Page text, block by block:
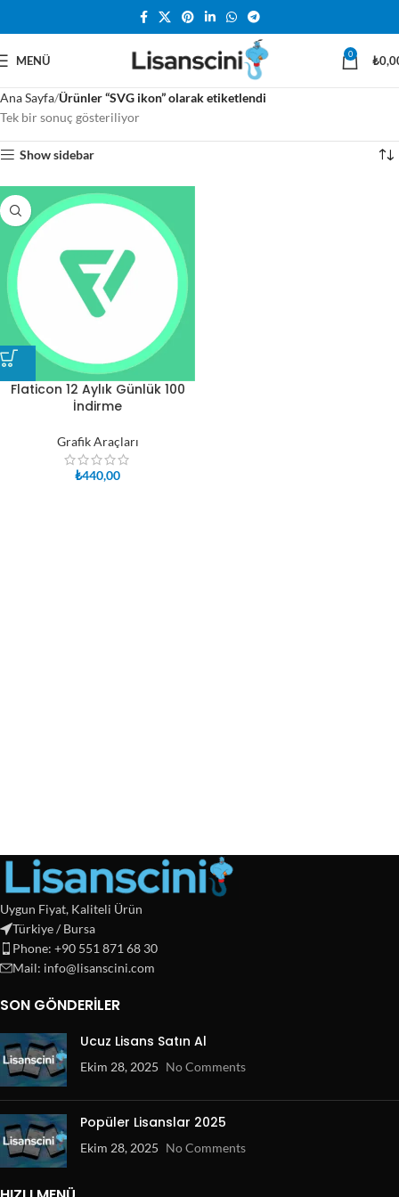
MENÜ 0 ₺
Ana Sayfa Ürünler “SVG ikon” olarak etiketlendi
Tek bir sonuç gösteriliyor
Show sidebar
Flaticon 12 Aylık Günlük 100
İndirme
Grafik Araçları
₺440,00
Uygun Fiyat, Kaliteli Ürün
Türkiye / Bursa
Phone: +90 551 871 68 30
Mail: info@lisanscini.com
SON GÖNDERILER
Ucuz Lisans Satın Al
Ekim 28, 2025 No Comments
Popüler Lisanslar 2025
Ekim 28, 2025 No Comments